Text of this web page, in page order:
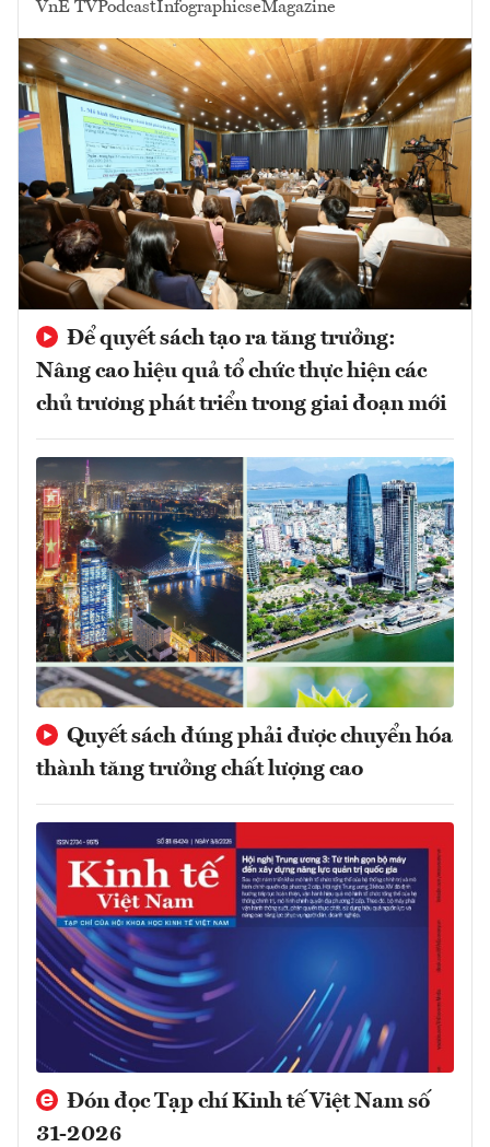
VnE TVPodcastInfographicseMagazine
Để quyết sách tạo ra tăng trưởng:
Nâng cao hiệu quả tổ chức thực hiện các
chủ trương phát triển trong giai đoạn mới
Quyết sách đúng phải được chuyển hóa
thành tăng trưởng chất lượng cao
Đón đọc Tạp chí Kinh tế Việt Nam số
31-2026